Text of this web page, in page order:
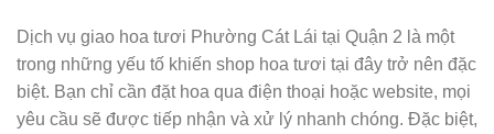
Dịch vụ giao hoa tươi Phường Cát Lái tại Quận 2 là một
trong những yếu tố khiến shop hoa tươi tại đây trở nên đặc
biệt. Bạn chỉ cần đặt hoa qua điện thoại hoặc website, mọi
yêu cầu sẽ được tiếp nhận và xử lý nhanh chóng. Đặc biệt,